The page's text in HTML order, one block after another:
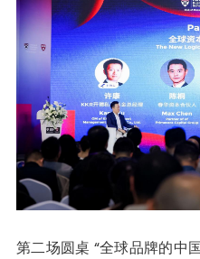
第二场圆桌 “全球品牌的中